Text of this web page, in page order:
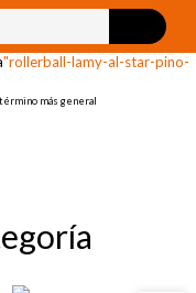
"rollerball-lamy-al-star-pino-
más general